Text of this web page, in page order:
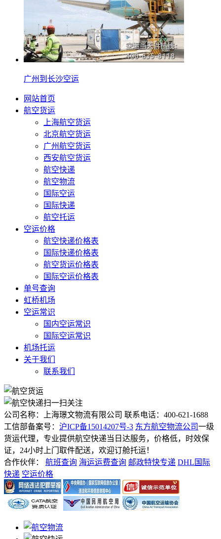
广州到长沙空运
网站首页
航空货运
上海航空货运
北京航空货运
广州航空货运
西安航空货运
航空快递
航空物流
国际空运
国际快递
航空托运
空运价格
航空快递价格表
国际快递价格表
航空货运价格表
国际空运价格表
单号查询
虹桥机场
空运常识
国内空运常识
国际空运常识
机场托运
关于我们
联系我们
扫一扫关注
公司名称：上海璟文物流有限公司 联系电话：400-621-1688
工信部备案号： 沪ICP备15014207号-3 东方航空物流公司一级
货运代理，专业提供航空快递当日达服务，价格低，时效保
证，24小时上门取件配送，欢迎订舱托运！
合作伙伴： 航班查询 海运运费查询 邮政特快专递 DHL国际
快递 空运价格